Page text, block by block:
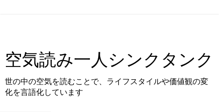
空気読み一人シンクタンク
世の中の空気を読むことで、ライフスタイルや価値観の変
化を言語化しています